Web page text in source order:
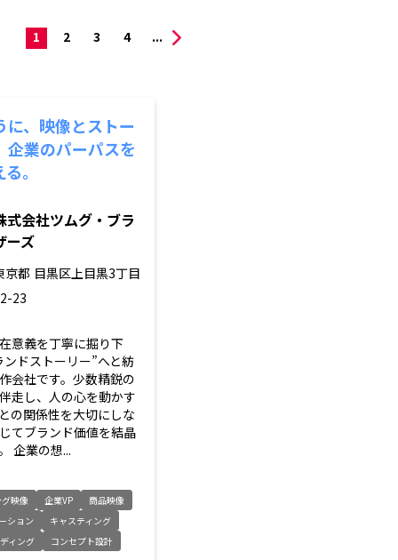
1 2 3 4 ...
に、映像とストー
企業のパーパスを
。
式会社ツムグ・ブラ
ーズ
京都 目黒区上目黒3丁目
23
意義を丁寧に掘り下
ドストーリー”へと紡
会社です。少数精鋭の
走し、人の心を動かす
の関係性を大切にしな
てブランド価値を結晶
企業の想...
映像 企業VP
商品映像
ション
キャスティング
ィング
コンセプト設計